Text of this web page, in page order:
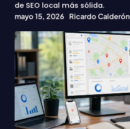
de SEO local más sólida.
mayo 15, 2026 Ricardo Calderón